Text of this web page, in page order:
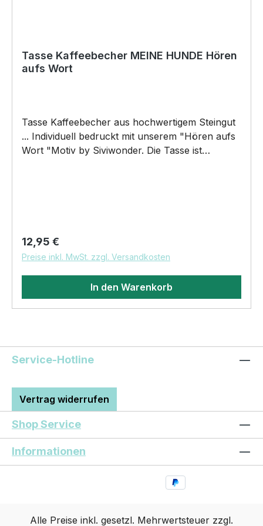
Tasse Kaffeebecher MEINE HUNDE Hören
aufs Wort
Tasse Kaffeebecher aus hochwertigem Steingut
... Individuell bedruckt mit unserem "Hören aufs
Wort "Motiv by Siviwonder. Die Tasse ist
Aufdruck, spülmaschinenfest Copyright by
Siviwonder. Die Grafik darf weder kopiert,
vervielfältigt oder verkauft werden
Regulärer Preis:
12,95 €
Preise inkl. MwSt. zzgl. Versandkosten
In den Warenkorb
Service-Hotline
Vertrag widerrufen
Shop Service
Informationen
Alle Preise inkl. gesetzl. Mehrwertsteuer zzgl.